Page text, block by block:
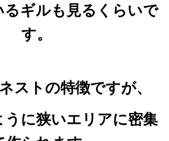
るギルも見るくらいで
す。
ストの特徴ですが、
うに狭いエリアに密集